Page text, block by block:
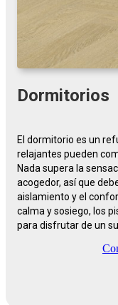
Dormitorios
El dormitorio es un
relajantes pueden
Nada supera la
acogedor, así que
aislamiento y el
calma y sosiego, los
para disfrutar de un